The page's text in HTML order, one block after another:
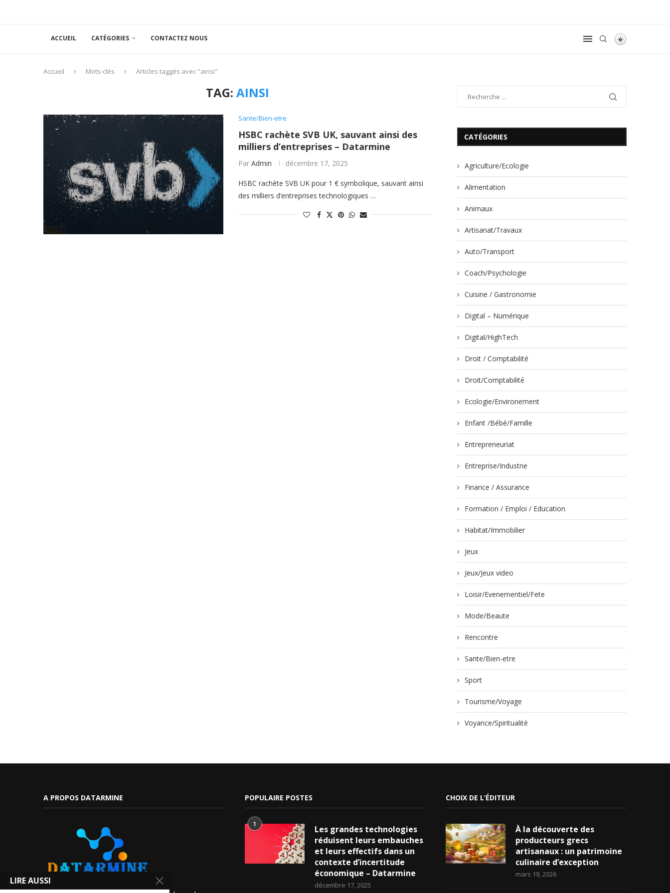
ACCUEIL CATÉGORIES CONTACTEZ NOUS
Accueil Mots-clés Articles taggés avec "ainsi"
TAG:AINSI
Sante/Bien-etre
HSBC rachète SVB UK, sauvant ainsi des
milliers d’entreprises – Datarmine
Par Admin décembre 17, 2025
HSBC rachète SVB UK pour 1 € symbolique, sauvant ainsi
des milliers d’entreprises technologiques …
CATÉGORIES
Agriculture/Ecologie
Alimentation
Animaux
Artisanat/Travaux
Auto/Transport
Coach/Psychologie
Cuisine / Gastronomie
Digital – Numérique
Digital/HighTech
Droit / Comptabilité
Droit/Comptabilité
Ecologie/Environement
Enfant /Bébé/Famille
Entrepreneuriat
Entreprise/Industrie
Finance / Assurance
Formation / Emploi / Education
Habitat/Immobilier
Jeux
Jeux/Jeux video
Loisir/Evenementiel/Fete
Mode/Beaute
Rencontre
Sante/Bien-etre
Sport
Tourisme/Voyage
Voyance/Spiritualité
A PROPOS DATARMINE POPULAIRE POSTES
1
Les grandes technologies
réduisent leurs embauches
et leurs effectifs dans un
contexte d’incertitude
économique – Datarmine
décembre 17, 2025
CHOIX DE L’ÉDITEUR
À la découverte des
producteurs grecs
artisanaux : un patrimoine
culinaire d’exception
mars 19, 2026
LIRE AUSSI